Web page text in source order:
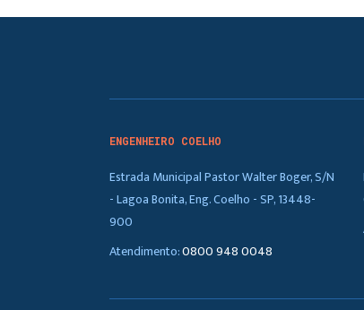
ENGENHEIRO COELHO
Estrada Municipal Pastor Walter Boger, S/N
- Lagoa Bonita, Eng. Coelho - SP, 13448-
900
Atendimento:0800 948 0048